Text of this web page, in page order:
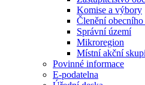
Komise a výbory
Členění obecního
Správní území
Mikroregion
Místní akční
Povinné informace
E-podatelna